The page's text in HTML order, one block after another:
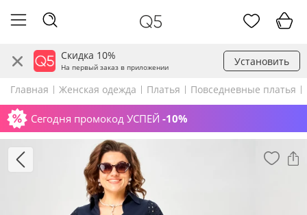
Скидка 10%
На первый заказ в приложении Установить
Главная Женская одежда Платья Повседневные платья
Сегодня промокод УСПЕЙ -10%